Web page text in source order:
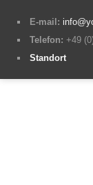
E-mail:
Telefon: +49
Standort